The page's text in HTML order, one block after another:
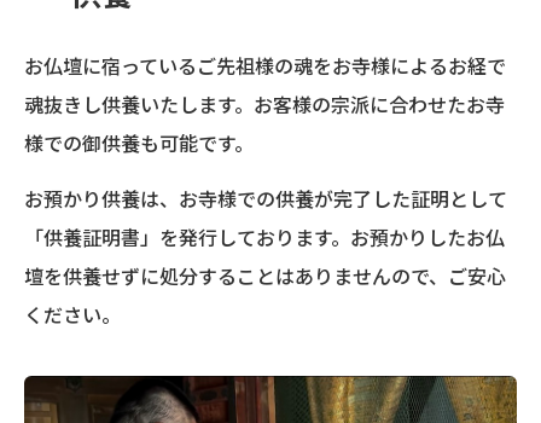
お仏壇に宿っているご先祖様の魂をお寺様によるお経で
魂抜きし供養いたします。お客様の宗派に合わせたお寺
様での御供養も可能です。
お預かり供養は、お寺様での供養が完了した証明として
「供養証明書」を発行しております。お預かりしたお仏
壇を供養せずに処分することはありませんので、ご安心
ください。